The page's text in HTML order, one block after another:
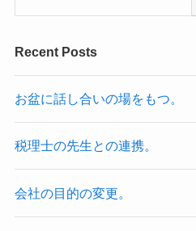
Recent Posts
お盆に話し合いの場をもつ。
税理士の先生との連携。
会社の目的の変更。